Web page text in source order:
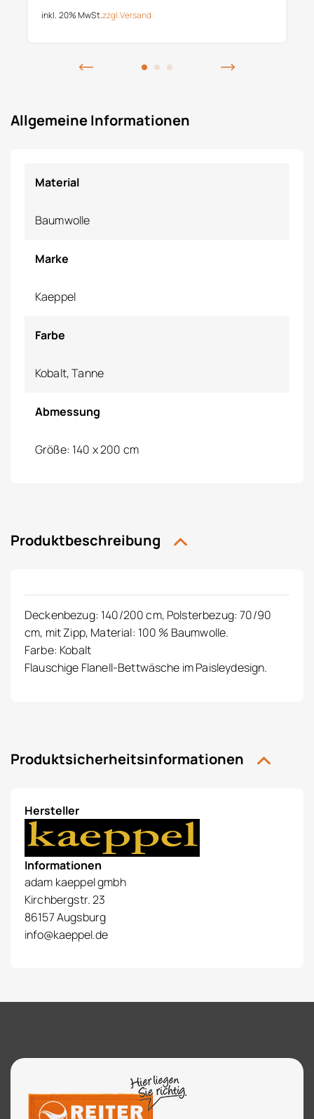
inkl. 20% MwSt.zzgl.Versand
Allgemeine Informationen
Material
Baumwolle
Marke
Kaeppel
Farbe
Kobalt, Tanne
Abmessung
Größe: 140 x 200 cm
Produktbeschreibung
Deckenbezug: 140/200 cm, Polsterbezug: 70/90
cm, mit Zipp, Material: 100 % Baumwolle.
Farbe: Kobalt
Flauschige Flanell-Bettwäsche im Paisleydesign.
Produktsicherheitsinformationen
Hersteller
Informationen
adam kaeppel gmbh
Kirchbergstr. 23
86157 Augsburg
info@kaeppel.de